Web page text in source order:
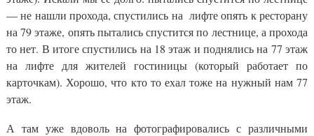
— не нашли прохода, спустились на лифте опять к ресторану
на 79 этаже, опять пытались спустится по лестнице, а прохода
то нет. В итоге спустились на 18 этаж и поднялись на 77 этаж
на лифте для жителей гостиницы (который работает по
карточкам). Хорошо, что кто то ехал тоже на нужный нам 77
этаж.
А там уже вдоволь на фотографировались с различными